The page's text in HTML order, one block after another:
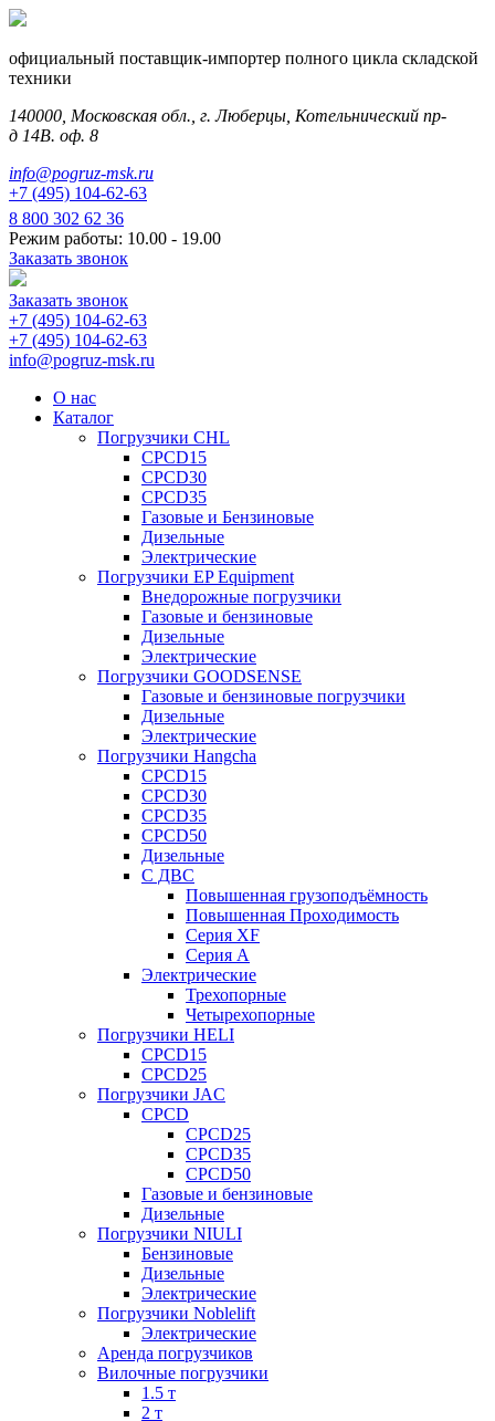
официальный поставщик-импортер полного цикла складской
техники
140000, Московская обл., г. Люберцы, Котельнический пр-
д 14В. оф. 8
info@pogruz-msk.ru
+7 (495) 104-62-63
8 800 302 62 36
Режим работы: 10.00 - 19.00
Заказать звонок
Заказать звонок
+7 (495) 104-62-63
+7 (495) 104-62-63
info@pogruz-msk.ru
О нас
Каталог
Погрузчики CHL
CPCD15
CPCD30
CPCD35
Газовые и Бензиновые
Дизельные
Электрические
Погрузчики EP Equipment
Внедорожные погрузчики
Газовые и бензиновые
Дизельные
Электрические
Погрузчики GOODSENSE
Газовые и бензиновые погрузчики
Дизельные
Электрические
Погрузчики Hangcha
CPCD15
CPCD30
CPCD35
CPCD50
Дизельные
С ДВС
Повышенная грузоподъёмность
Повышенная Проходимость
Серия XF
Серия А
Электрические
Трехопорные
Четырехопорные
Погрузчики HELI
CPCD15
CPCD25
Погрузчики JAC
CPCD
CPCD25
CPCD35
CPCD50
Газовые и бензиновые
Дизельные
Погрузчики NIULI
Бензиновые
Дизельные
Электрические
Погрузчики Noblelift
Электрические
Аренда погрузчиков
Вилочные погрузчики
1.5 т
2 т